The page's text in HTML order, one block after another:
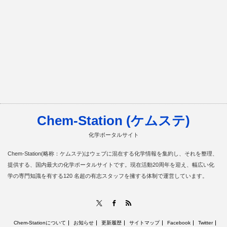
Chem-Station (ケムステ)
化学ポータルサイト
Chem-Station(略称：ケムステ)はウェブに混在する化学情報を集約し、それを整理、
提供する、国内最大の化学ポータルサイトです。現在活動20周年を迎え、幅広い化
学の専門知識を有する120 名超の有志スタッフを擁する体制で運営しています。
Facebook
Chem-Stationについて お知らせ 更新履歴 サイトマップ Facebook Twitter